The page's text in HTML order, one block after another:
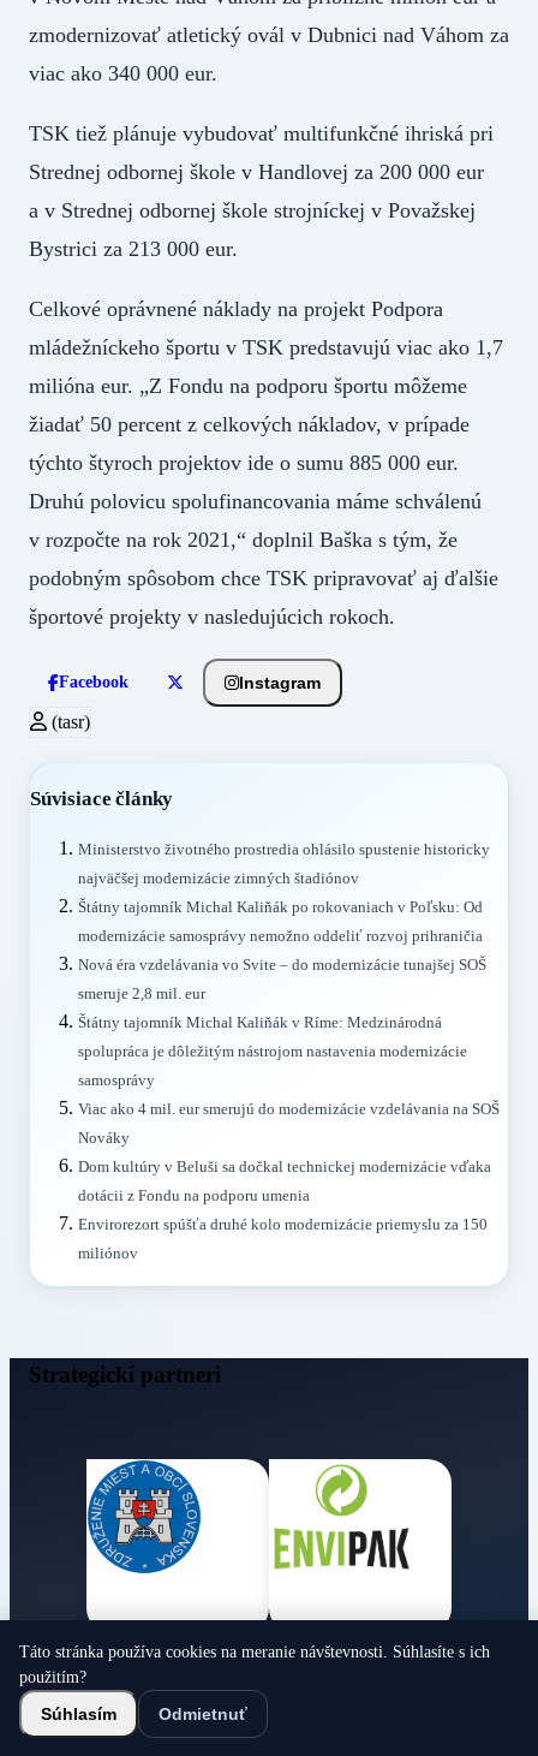
zmodernizovať atletický ovál v Dubnici nad Váhom za
viac ako 340 000 eur.
TSK tiež plánuje vybudovať multifunkčné ihriská pri
Strednej odbornej škole v Handlovej za 200 000 eur
a v Strednej odbornej škole strojníckej v Považskej
Bystrici za 213 000 eur.
Celkové oprávnené náklady na projekt Podpora
mládežníckeho športu v TSK predstavujú viac ako 1,7
milióna eur. „Z Fondu na podporu športu môžeme
žiadať 50 percent z celkových nákladov, v prípade
týchto štyroch projektov ide o sumu 885 000 eur.
Druhú polovicu spolufinancovania máme schválenú
v rozpočte na rok 2021,“ doplnil Baška s tým, že
podobným spôsobom chce TSK pripravovať aj ďalšie
športové projekty v nasledujúcich rokoch.
Facebook Instagram
(tasr)
Súvisiace články
Ministerstvo životného prostredia ohlásilo spustenie historicky
najväčšej modernizácie zimných štadiónov
Štátny tajomník Michal Kaliňák po rokovaniach v Poľsku: Od
modernizácie samosprávy nemožno oddeliť rozvoj prihraničia
Nová éra vzdelávania vo Svite – do modernizácie tunajšej SOŠ
smeruje 2,8 mil. eur
Štátny tajomník Michal Kaliňák v Ríme: Medzinárodná
spolupráca je dôležitým nástrojom nastavenia modernizácie
samosprávy
Viac ako 4 mil. eur smerujú do modernizácie vzdelávania na SOŠ
Nováky
Dom kultúry v Beluši sa dočkal technickej modernizácie vďaka
dotácii z Fondu na podporu umenia
Envirorezort spúšťa druhé kolo modernizácie priemyslu za 150
miliónov
Strategickí partneri
Obecné noviny
© 2026 Všetky práva vyhradené
Táto stránka používa cookies na meranie návštevnosti. Súhlasíte s ich
použitím?
Súhlasím Odmietnuť